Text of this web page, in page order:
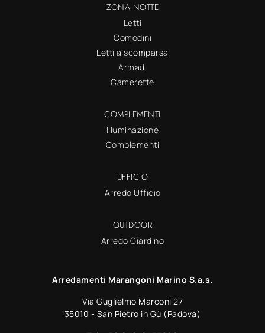
ZONA NOTTE
Letti
Comodini
Letti a scomparsa
Armadi
Camerette
COMPLEMENTI
Illuminazione
Complementi
UFFICIO
Arredo Ufficio
OUTDOOR
Arredo Giardino
Arredamenti Marangoni Marino S.a.s.
Via Guglielmo Marconi 27
35010 - San Pietro in Gù (Padova)